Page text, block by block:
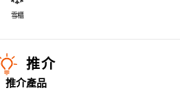
雪櫃
推介
推介產品